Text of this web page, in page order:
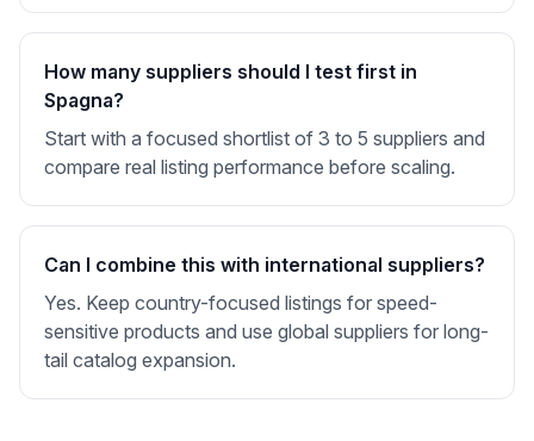
How many suppliers should I test first in
Spagna?
Start with a focused shortlist of 3 to 5 suppliers and
compare real listing performance before scaling.
Can I combine this with international suppliers?
Yes. Keep country-focused listings for speed-
sensitive products and use global suppliers for long-
tail catalog expansion.